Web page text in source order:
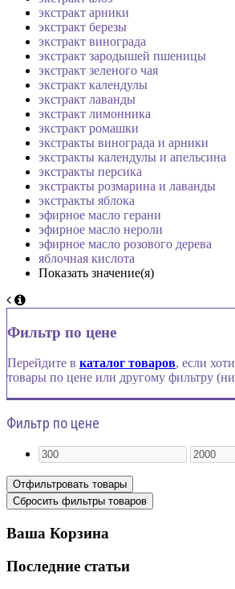
экстракт арники
экстракт березы
экстракт винограда
экстракт зародышей пшеницы
экстракт зеленого чая
экстракт календулы
экстракт лаванды
экстракт лимонника
экстракт ромашки
экстракты винограда и арники
экстракты календулы и апельсина
экстракты персика
экстракты розмарина и лаванды
экстракты яблока
эфирное масло герани
эфирное масло нероли
эфирное масло розового дерева
яблочная кислота
Показать значение(я)
Фильтр по цене
Перейдите в каталог товаров, если
товары по цене или другому фильтру
Фильтр по цене
Ваша Корзина
Последние статьи